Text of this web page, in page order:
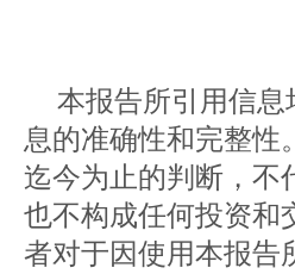
本报告所引用信
息的准确性和完整性
迄今为止的判断，不
也不构成任何投资和
者对于因使用本报告